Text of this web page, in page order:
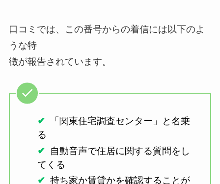
口コミでは、この番号からの着信には以下のよ
うな特
徴が報告されています。
「関東住宅調査センター」と名乗
る
自動音声で住居に関する質問をし
てくる
持ち家か賃貸かを確認することが